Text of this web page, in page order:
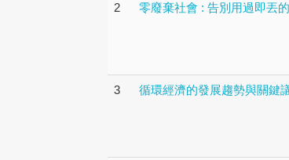
2 零廢棄社會 : 告別用過即丟
3 循環經濟的發展趨勢與關鍵